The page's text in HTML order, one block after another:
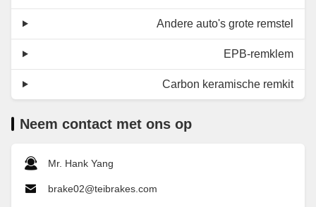
Andere auto's grote remstel
EPB-remklem
Carbon keramische remkit
Neem contact met ons op
Mr. Hank Yang
brake02@teibrakes.com